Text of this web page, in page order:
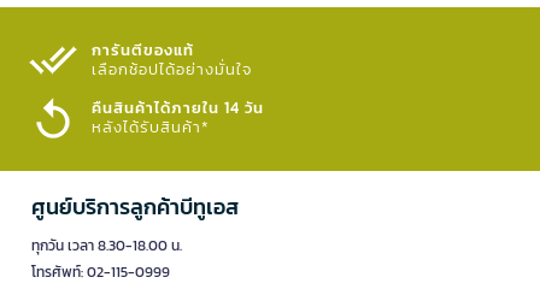
การันตีของแท้
เลือกช้อปได้อย่างมั่นใจ​
คืนสินค้าได้ภายใน 14 วัน
หลังได้รับสินค้า*
ศูนย์บริการลูกค้าบีทูเอส
ทุกวัน เวลา 8.30-18.00 น.
โทรศัพท์: 02-115-0999